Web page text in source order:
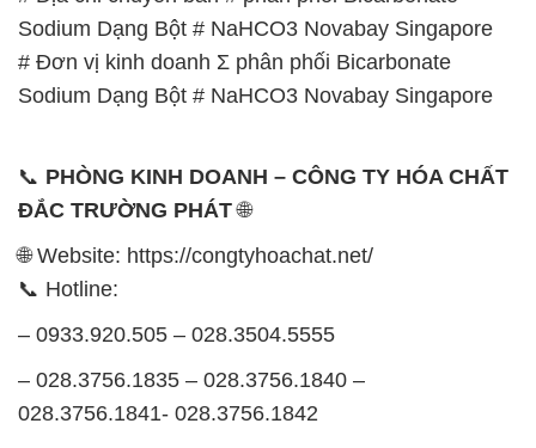
Sodium Dạng Bột # NaHCO3 Novabay Singapore
# Đơn vị kinh doanh Σ phân phối Bicarbonate
Sodium Dạng Bột # NaHCO3 Novabay Singapore
📞 PHÒNG KINH DOANH – CÔNG TY HÓA CHẤT
ĐẮC TRƯỜNG PHÁT🌐
🌐 Website: https://congtyhoachat.net/
📞 Hotline:
– 0933.920.505 – 028.3504.5555
– 028.3756.1835 – 028.3756.1840 –
028.3756.1841- 028.3756.1842